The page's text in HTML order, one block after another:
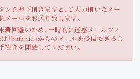
Login
Join
ンを押下頂きますと、ご入力頂いたメー
メールをお送り致します。
着回避のため、一時的に迷惑メールフィ
「bitfan.id」からのメールを受信できるよ
続きを開始してください。